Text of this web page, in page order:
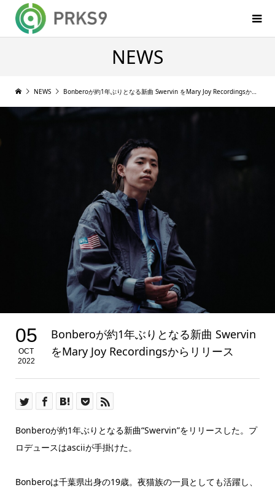
NEWS
NEWS Bonberoが約1年ぶりとなる新曲 Swervin をMary Joy Recordingsからリリース
05
OCT
2022
Bonberoが約1年ぶりとなる新曲 Swervin
をMary Joy Recordingsからリリース
Bonberoが約1年ぶりとなる新曲“Swervin”をリリースした。プ
ロデュースはasciiが手掛けた。
Bonberoは千葉県出身の19歳。夜猫族の一員としても活躍し、